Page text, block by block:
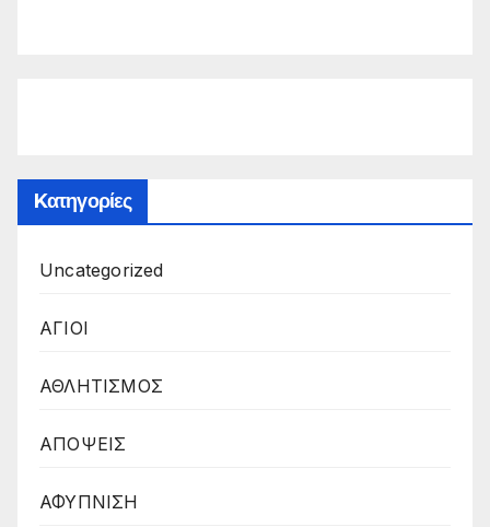
Kατηγορίες
Uncategorized
ΑΓΙΟΙ
ΑΘΛΗΤΙΣΜΟΣ
ΑΠΟΨΕΙΣ
ΑΦΥΠΝΙΣΗ